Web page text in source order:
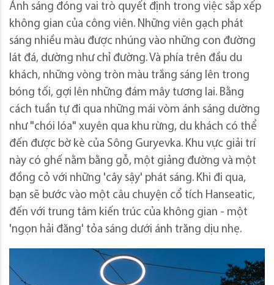
Ánh sáng đóng vai trò quyết định trong việc sắp xếp
không gian của công viên. Những viên gạch phát
sáng nhiều màu được nhúng vào những con đường
lát đá, dường như chỉ đường. Và phía trên đầu du
khách, những vòng tròn màu trắng sáng lên trong
bóng tối, gợi lên những đám mây tương lai. Bằng
cách tuần tự đi qua những mái vòm ánh sáng dường
như "chói lóa" xuyên qua khu rừng, du khách có thể
đến được bờ kè của Sông Guryevka. Khu vực giải trí
này có ghế nằm bằng gỗ, một giảng đường và một
đồng cỏ với những 'cây sậy' phát sáng. Khi đi qua,
bạn sẽ bước vào một câu chuyện cổ tích Hanseatic,
đến với trung tâm kiến ​​trúc của không gian - một
'ngọn hải đăng' tỏa sáng dưới ánh trăng dịu nhẹ.